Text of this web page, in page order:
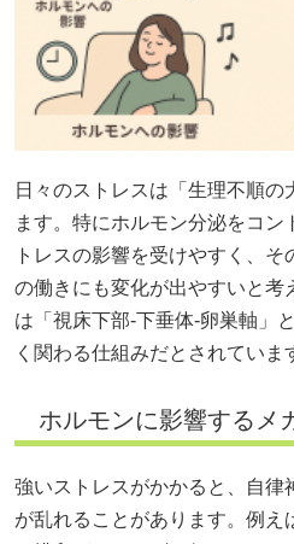
日々のストレスは「生理不順の
ます。特にホルモン分泌をコン
トレスの影響を受けやすく、
の働きにも変化が出やすいと考
は「視床下部‐下垂体‐卵巣軸」
く関わる仕組みだとされていま
ホルモンに影響するメ
強いストレスがかかると、自律
が乱れることがあります。例え